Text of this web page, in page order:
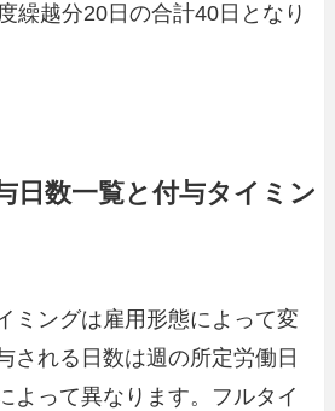
繰越分20日の合計40日となり
日数一覧と付与タイミン
ミングは雇用形態によって変
される日数は週の所定労働日
よって異なります。フルタイ